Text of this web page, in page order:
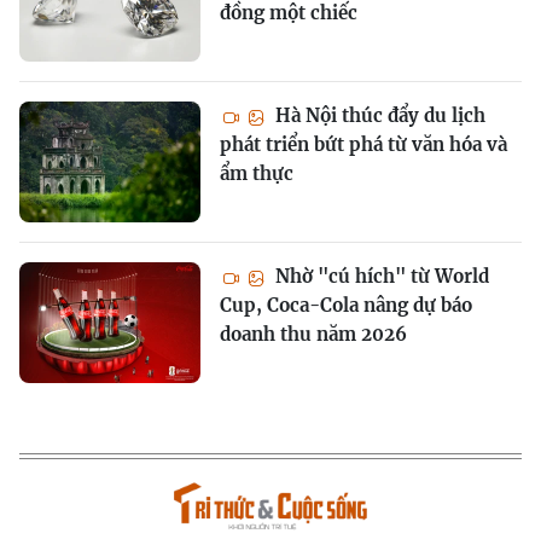
đồng một chiếc
Hà Nội thúc đẩy du lịch
phát triển bứt phá từ văn hóa và
ẩm thực
Nhờ "cú hích" từ World
Cup, Coca-Cola nâng dự báo
doanh thu năm 2026